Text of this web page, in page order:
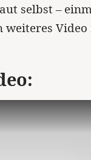
selbst –
weiteres